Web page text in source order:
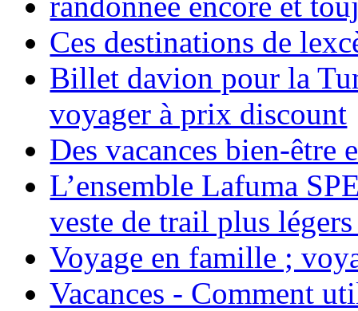
Ces destinations de
Billet davion pour la
voyager à prix discount
Des vacances bien-être
L’ensemble Lafuma
veste de trail plus
Voyage en famille ;
Vacances - Comment